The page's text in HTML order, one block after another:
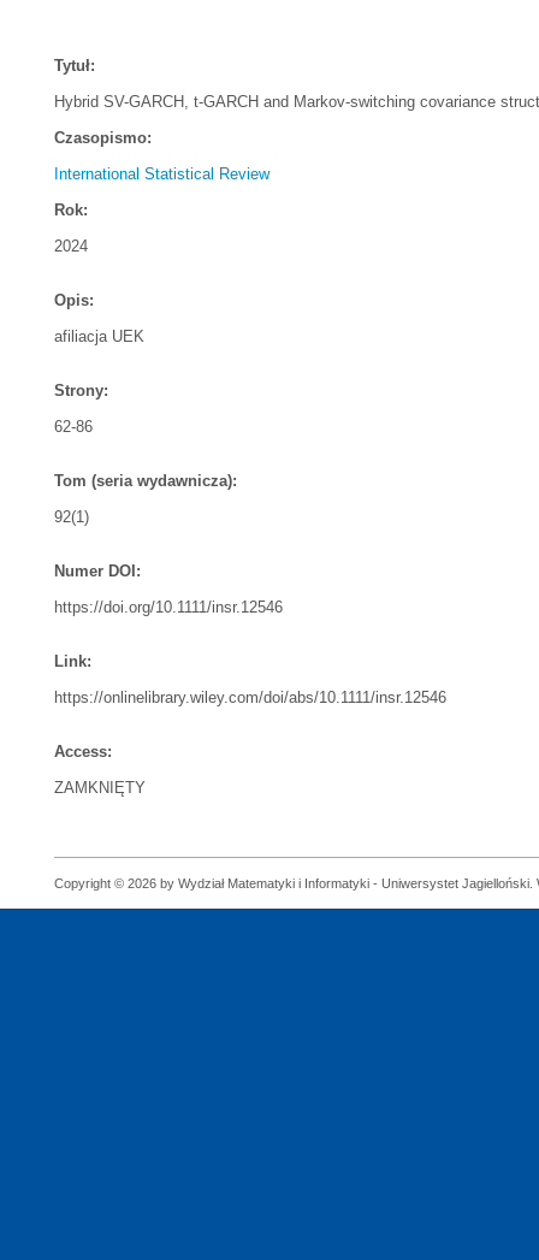
Tytuł:
Hybrid SV-GARCH, t-GARCH and Markov-switching covariance
Czasopismo:
International Statistical Review
Rok:
2024
Opis:
afiliacja UEK
Strony:
62-86
Tom (seria wydawnicza):
92(1)
Numer DOI:
https://doi.org/10.1111/insr.12546
Link:
https://onlinelibrary.wiley.com/doi/abs/10.1111/insr.12546
Access:
ZAMKNIĘTY
Copyright © 2026 by Wydział Matematyki i Informatyki - Uniwersystet